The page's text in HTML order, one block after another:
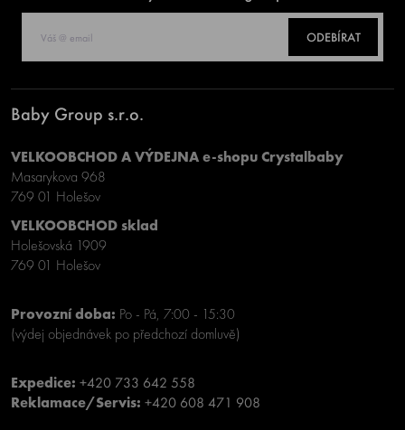
ODEBÍRAT
Baby Group s.r.o.
VELKOOBCHOD A VÝDEJNA e-shopu Crystalbaby
Masarykova 968
769 01 Holešov
VELKOOBCHOD sklad
Holešovská 1909
769 01 Holešov
Provozní doba: Po - Pá, 7:00 - 15:30
(výdej objednávek po předchozí domluvě)
Expedice: +420 733 642 558
Reklamace/Servis: +420 608 471 908